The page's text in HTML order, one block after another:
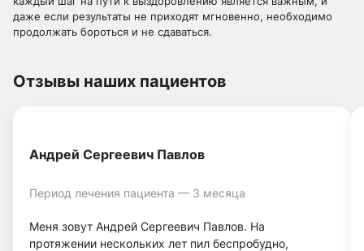
даже если результаты не приходят мгновенно, необходимо
продолжать бороться и не сдаваться.
Отзывы наших пациентов
Андрей Сергеевич Павлов
Период лечения пациента — 3 месяца
Меня зовут Андрей Сергеевич Павлов. На
протяжении нескольких лет пил беспробудно,